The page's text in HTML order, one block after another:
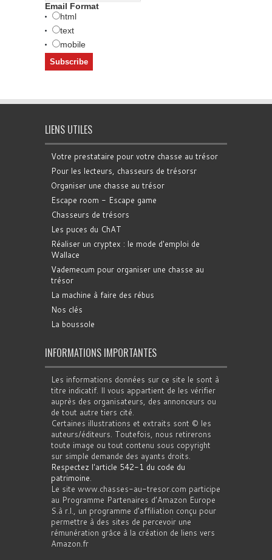
Email Format
html
text
mobile
LIENS UTILES
Votre prestataire pour votre chasse au trésor
Pour les lecteurs, chasseurs de trésorsr
Organiser une chasse au trésor
Escape room - Escape game
Chasseurs de trésors
Les puces du ChAT
Réaliser un cryptex : le mode d'emploi de
Wallace
Vademecum pour organiser une chasse au
trésor
La machine à faire des rébus
Nos clés
La boussole
INFORMATIONS IMPORTANTES
Les informations données sur ce site le sont à
titre indicatif. Il vous appartient de les vérifier
auprès des organisateurs, des annonceurs ou
de tout autre tiers cité.
Certaines illustrations et extraits sont © les
auteurs/éditeurs. Toutefois, nous retirerons
toute image ou tout contenu sous copyright
sur simple demande des ayants droits.
Respectez l'article 542-1 du code du
patrimoine.
Le site www.chasses-au-tresor.com participe
au Programme Partenaires d’Amazon Europe
S.à r.l., un programme d’affiliation conçu pour
permettre à des sites de percevoir une
rémunération grâce à la création de liens vers
Amazon.fr